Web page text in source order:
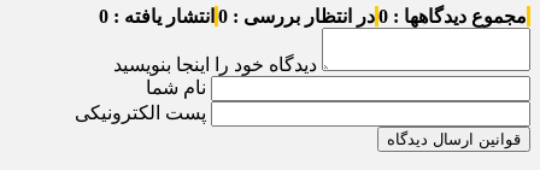
مجموع دیدگاهها : 0 در انتظار بررسی : 0 انتشار یافته : 0
دیدگاه خود را اینجا بنویسید
نام شما
پست الکترونیکی
قوانین ارسال دیدگاه